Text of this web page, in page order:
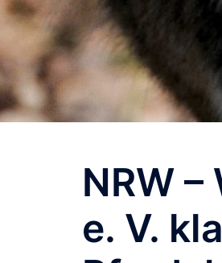
NRW
e. V.